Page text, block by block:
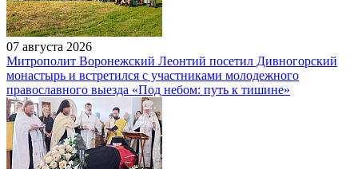
07 августа 2026
Митрополит Воронежский Леонтий посетил Дивногорский
монастырь и встретился с участниками молодежного
православного выезда «Под небом: путь к тишине»